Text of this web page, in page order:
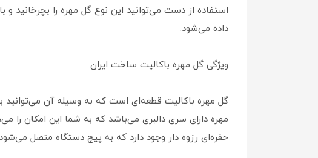
داده می‌شود.
ویژگی گل مهره باکالیت ساخت ایران
گل مهره باکالیت قطعه‌ای است که به وسیله‌ آن می‌توانید
مهره دارای سری دالبری می‌باشد که به شما این امکان را
حفره‌ای رزوه دار وجود دارد که به پیچ دستگاه متصل